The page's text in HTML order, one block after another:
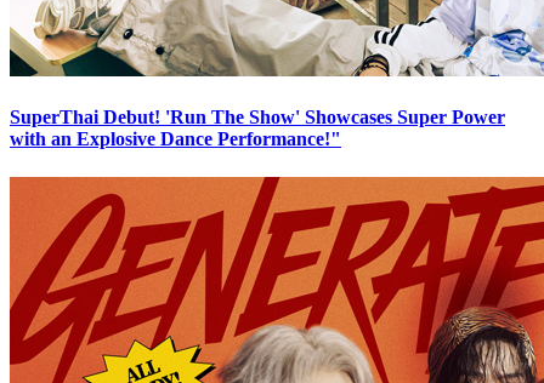
SuperThai Debut! 'Run The Show' Showcases Super Power
with an Explosive Dance Performance!"